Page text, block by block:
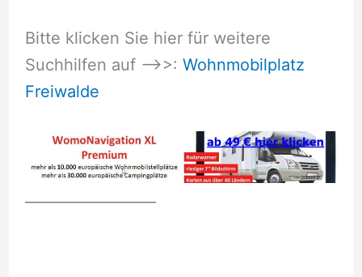
Bitte klicken Sie hier für weitere
Suchhilfen auf –>>: Wohnmobilplatz
Freiwalde